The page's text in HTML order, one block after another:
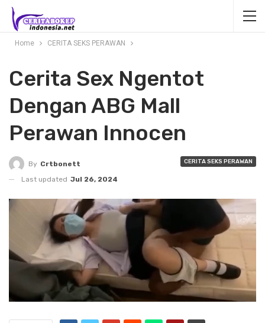
Home CERITA SEKS PERAWAN
Cerita Sex Ngentot
Dengan ABG Mall
Perawan Innocen
CERITA SEKS PERAWAN
By Crtbonett
Last updated Jul 26, 2024